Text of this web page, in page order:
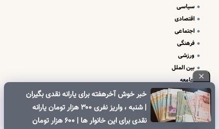
خبر خوش آخرهفته برای یارانه نقدی بگیران
| شنبه ، واریز نفری ۳۰۰ هزار تومان یارانه
نقدی برای این خانوار ها | ۶۰۰ هزار تومان
سیاسی
اقتصادی
اجتماعی
فرهنگی
ورزشی
بین الملل
جامعه
علم و فناوری
درباره ما
تبلیغات و تماس با ما